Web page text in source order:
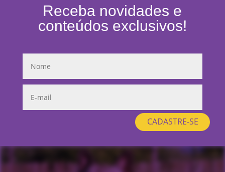
Receba novidades e
conteúdos exclusivos!
CADASTRE-SE